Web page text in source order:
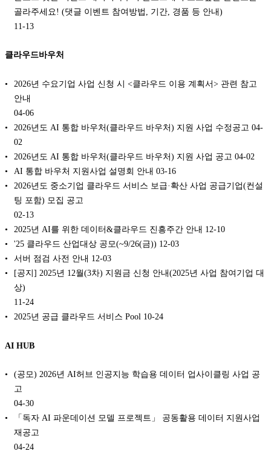
골라주세요! (댓글 이벤트 참여방법, 기간, 경품 등 안내)
11-13
클라우드바우처
2026년 수요기업 사업 신청 시 <클라우드 이용 계획서> 관련 참고
안내
04-06
2026년도 AI 통합 바우처(클라우드 바우처) 지원 사업 수정공고 04-
02
2026년도 AI 통합 바우처(클라우드 바우처) 지원 사업 공고 04-02
AI 통합 바우처 지원사업 설명회 안내 03-16
2026년도 중소기업 클라우드 서비스 보급·확산 사업 공급기업(컨설
팅 포함) 모집 공고
02-13
2025년 AI를 위한 데이터&클라우드 진흥주간 안내 12-10
'25 클라우드 산업대상 공모(~9/26(금)) 12-03
서버 점검 사전 안내 12-03
[공지] 2025년 12월(3차) 지원금 신청 안내(2025년 사업 참여기업 대
상)
11-24
2025년 공급 클라우드 서비스 Pool 10-24
AI HUB
(공모) 2026년 AI허브 인공지능 학습용 데이터 업사이클링 사업 공
고
04-30
「독자 AI 파운데이션 모델 프로젝트」 공동활용 데이터 지원사업
재공고
04-24